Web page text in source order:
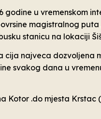
godine u vremenskom
magistralnog
stanicu na lokaciji
najveca dozvoljena
svakog dana u
Kotor .do mjesta Krstac